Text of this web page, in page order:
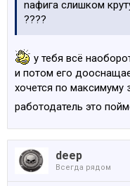
nафига слишком
????
у тебя всё
и потом его
хочется по максимуму
работодатель это
deep
Всегда рядом